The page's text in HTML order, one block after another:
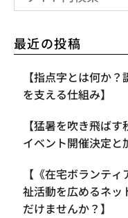
最近の投稿
【指点字とは何か
を支える仕組み】
【​猛暑を吹き飛ば
イベント開催決定と
【《在宅ボランテ
祉活動を広めるネッ
だけませんか？】